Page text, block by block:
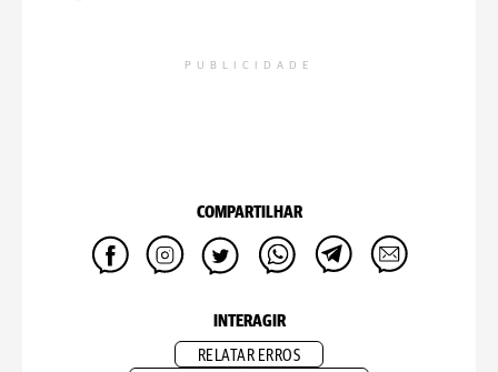
PUBLICIDADE
COMPARTILHAR
INTERAGIR
RELATAR ERROS